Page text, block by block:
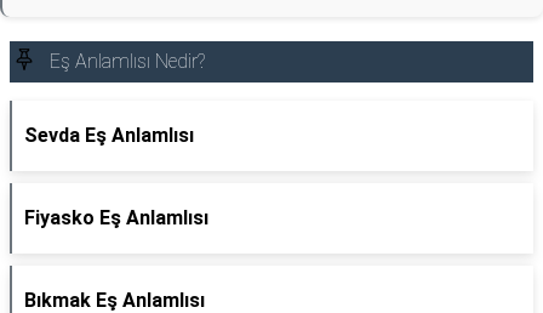
Eş Anlamlısı Nedir?
Sevda Eş Anlamlısı
Fiyasko Eş Anlamlısı
Bıkmak Eş Anlamlısı